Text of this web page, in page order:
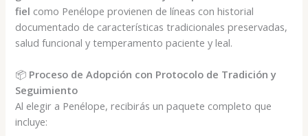
fiel como Penélope provienen de líneas con historial
documentado de características tradicionales preservadas,
salud funcional y temperamento paciente y leal.
📦 Proceso de Adopción con Protocolo de Tradición y
Seguimiento
Al elegir a Penélope, recibirás un paquete completo que
incluye: